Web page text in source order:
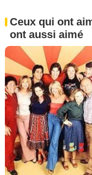
Ceux qui ont
ont aussi aimé